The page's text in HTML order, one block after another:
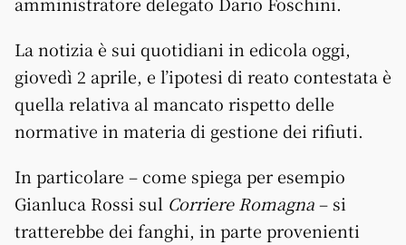
La notizia è sui quotidiani in edicola oggi,
giovedì 2 aprile, e l’ipotesi di reato contestata è
quella relativa al mancato rispetto delle
normative in materia di gestione dei rifiuti.
In particolare – come spiega per esempio
Gianluca Rossi sul Corriere Romagna– si
tratterebbe dei fanghi, in parte provenienti